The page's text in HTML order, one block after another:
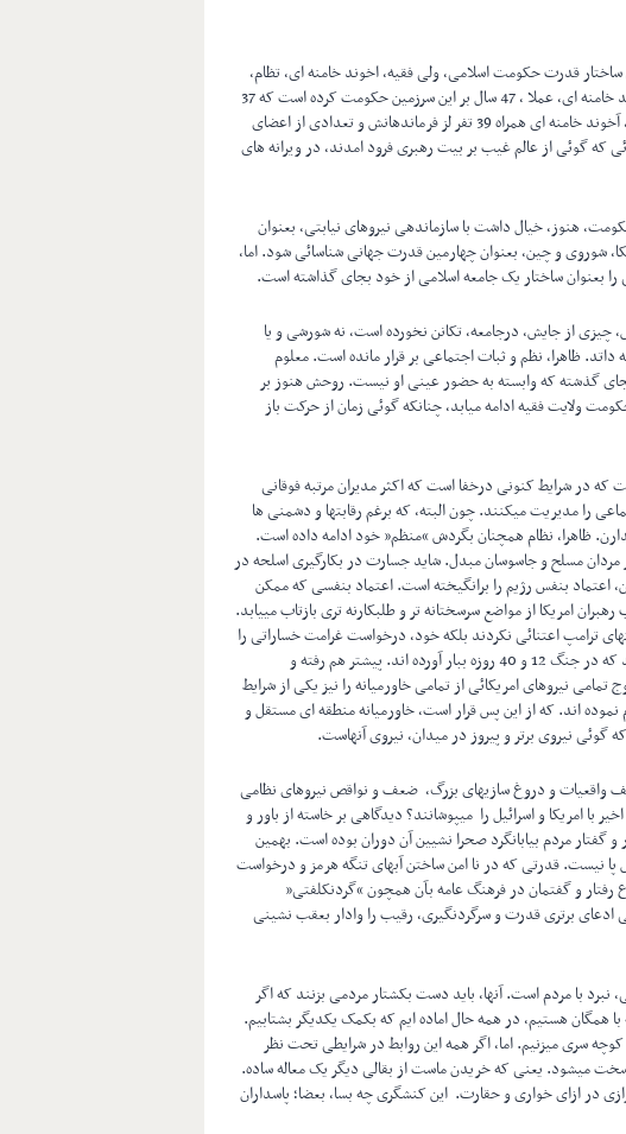
قدرت حکومت اسلامی، ولی فقیه، اخوند خامنه ای، تظام،
نیز، فرو خواهد ریخت. که انتظار نابجایی هم نبود. آخوند خامنه ای، عملا ، 47 سال بر این سرزمین حکومت کرده است که 37
سال آن، حکومت مستقیم مطلقه قدرت بوده است. البته، آخوند خامنه ای همراه 39 تفر لز فرماندهانش و تعدادی از اعضای
که گوئی از عالم غیب بر بیت رهبری فرود امدند، در ویرانه های
ولی فقیه، آخوند خامنه ای، پس از 37 سال حکومت، هنوز، خیال داشت با سازماندهی نیروهای نیابتی، بعنوان
شوروی و چین، بعنوان چهارمین قدرت جهانی شناسائی شود. اما،
بعنوان ساختار یک جامعه اسلامی از خود بجای گذاشته است.
از جایش، درجامعه، تکانن نخورده است، نه شورشی و یا
ظاهرا، نظم و ثبات اجتماعی بر قرار مانده است. معلوم
گذشته که وابسته به حضور عینی او نیست. روحش هنوز بر
ولایت فقیه ادامه میابد، چنانکه گوئی زمان از حرکت باز
که در شرایط کنونی درخفا است که اکثر مدیران مرتبه فوقانی
را مدیریت میکنند. چون البته، که برغم رقابتها و دشمنی ها
ظاهرا، نظام همچنان بگردش “منظم” خود ادامه داده است.
مردان مسلح و جاسوسان مبدل. شاید جسارت در بکارگیری اسلحه در
اعتماد بنفس رژیم را برانگیخته است. اعتماد بنفسی که ممکن
امریکا از مواضع سرسختانه تر و طلبکارنه تری بازتاب مییابد.
ترامپ اعتنائی نکردند بلکه خود، درخواست غرامت خساراتی را
مطرح کرده اند که در جنگ 12 و 40 روزه ببار آورده اند. پیشتر هم رفته و
نیروهای امریکائی از تمامی خاورمیانه را نیز یکی از شرایط
نموده اند. که از این پس قرار است، خاورمیانه منطقه ای مستقل و
گوئی نیروی برتر و پیروز در میدان، نیروی آنهاست.
واقعیات و دروغ سازیهای بزرگ، ضعف و نواقص نیروهای نظامی
امریکا و اسرائیل را میپوشانند؟ دیدگاهی بر خاسته از باور و
گفتار مردم بیابانگرد صحرا نشیین آن دوران بوده است. بهمین
پا نیست. قدرتی که در نا امن ساختن آبهای تنگه هرمز و درخواست
رفتار و گفتمان در فرهنگ عامه بآن همچون “گردنکلفتی”
ادعای برتری قدرت و سرگردنگیری، رقیب را وادار بعقب نشینی
نبرد با مردم است. آنها، باید دست بکشتار مردمی بزنند که اگر
با همگان هستیم، در همه حال اماده ایم که بکمک یکدیگر بشتابیم.
کوچه سری میزنیم. اما، اگر همه این روابط در شرایطی تحت نظر
میشود. یعنی که خریدن ماست از بقالی دیگر یک معاله ساده.
در ازای خواری و حقارت. این کنشگری چه بسا، بعضا؛ پاسداران